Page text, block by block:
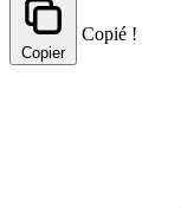
Copier
Copié !